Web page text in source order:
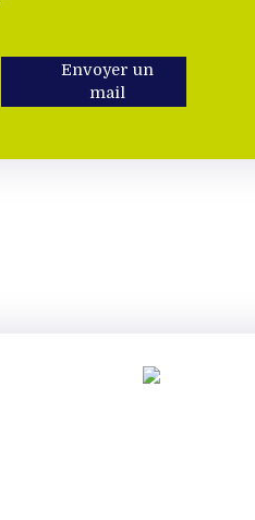
Envoyer un
mail